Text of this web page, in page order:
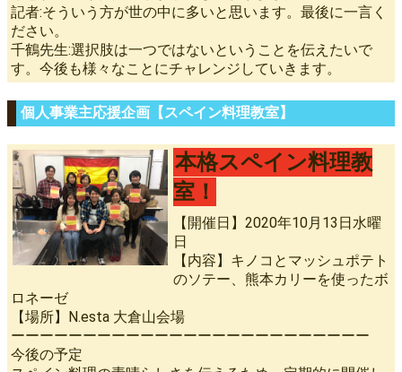
記者:そういう方が世の中に多いと思います。最後に一言く
ださい。
千鶴先生:選択肢は一つではないということを伝えたいで
す。今後も様々なことにチャレンジしていきます。
個人事業主応援企画【スペイン料理教室】
本格スペイン料理教
室！
【開催日】2020年10月13日水曜
日
【内容】キノコとマッシュポテト
のソテー、熊本カリーを使ったボ
ロネーゼ
【場所】N.esta 大倉山会場
ーーーーーーーーーーーーーーーーーーーーーーーーー
今後の予定